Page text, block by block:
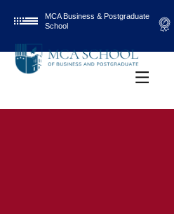
MCA Business & Postgraduate
School